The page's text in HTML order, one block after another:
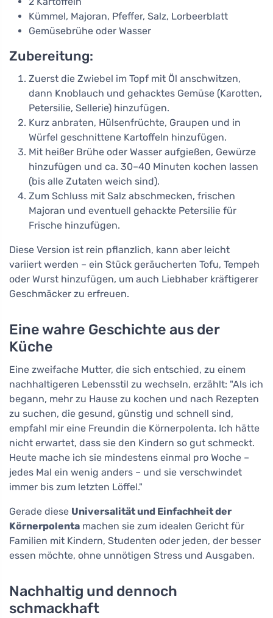
Kümmel, Majoran, Pfeffer, Salz, Lorbeerblatt
Gemüsebrühe oder Wasser
Zubereitung:
Zuerst die Zwiebel im Topf mit Öl anschwitzen,
dann Knoblauch und gehacktes Gemüse (Karotten,
Petersilie, Sellerie) hinzufügen.
Kurz anbraten, Hülsenfrüchte, Graupen und in
Würfel geschnittene Kartoffeln hinzufügen.
Mit heißer Brühe oder Wasser aufgießen, Gewürze
hinzufügen und ca. 30–40 Minuten kochen lassen
(bis alle Zutaten weich sind).
Zum Schluss mit Salz abschmecken, frischen
Majoran und eventuell gehackte Petersilie für
Frische hinzufügen.
Diese Version ist rein pflanzlich, kann aber leicht
variiert werden – ein Stück geräucherten Tofu, Tempeh
oder Wurst hinzufügen, um auch Liebhaber kräftigerer
Geschmäcker zu erfreuen.
Eine wahre Geschichte aus der
Küche
Eine zweifache Mutter, die sich entschied, zu einem
nachhaltigeren Lebensstil zu wechseln, erzählt: "Als ich
begann, mehr zu Hause zu kochen und nach Rezepten
zu suchen, die gesund, günstig und schnell sind,
empfahl mir eine Freundin die Körnerpolenta. Ich hätte
nicht erwartet, dass sie den Kindern so gut schmeckt.
Heute mache ich sie mindestens einmal pro Woche –
jedes Mal ein wenig anders – und sie verschwindet
immer bis zum letzten Löffel."
Gerade diese Universalität und Einfachheit der
Körnerpolenta machen sie zum idealen Gericht für
Familien mit Kindern, Studenten oder jeden, der besser
essen möchte, ohne unnötigen Stress und Ausgaben.
Nachhaltig und dennoch
schmackhaft